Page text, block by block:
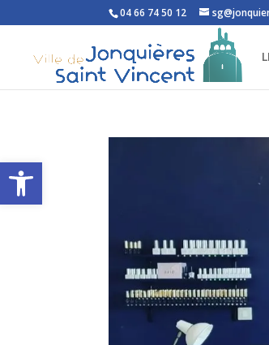
Ouvrir la barre d’outils
04 66 74 50 12